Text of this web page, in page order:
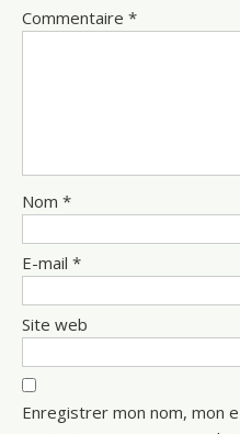
Commentaire *
Nom *
E-mail *
Site web
Enregistrer mon nom, mon